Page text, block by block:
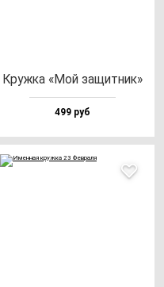
Круж­ка «Мой за­щит­ник»
499 руб